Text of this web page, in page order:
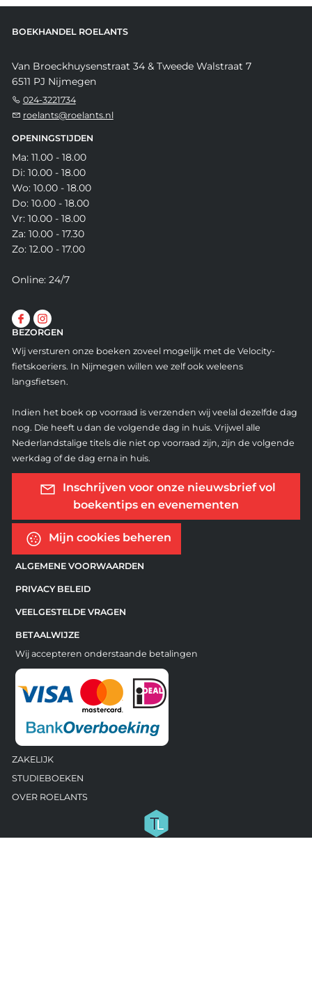
BOEKHANDEL ROELANTS
Van Broeckhuysenstraat 34 & Tweede Walstraat 7
6511 PJ Nijmegen
024-3221734
roelants@roelants.nl
OPENINGSTIJDEN
Ma: 11.00 - 18.00
Di: 10.00 - 18.00
Wo: 10.00 - 18.00
Do: 10.00 - 18.00
Vr: 10.00 - 18.00
Za: 10.00 - 17.30
Zo: 12.00 - 17.00
Online: 24/7
BEZORGEN
Wij versturen onze boeken zoveel mogelijk met de Velocity-
fietskoeriers. In Nijmegen willen we zelf ook weleens
langsfietsen.
Indien het boek op voorraad is verzenden wij veelal dezelfde dag
nog. Die heeft u dan de volgende dag in huis. Vrijwel alle
Nederlandstalige titels die niet op voorraad zijn, zijn de volgende
werkdag of de dag erna in huis.
Inschrijven voor onze nieuwsbrief vol
boekentips en evenementen
Mijn cookies beheren
ALGEMENE VOORWAARDEN
PRIVACY BELEID
VEELGESTELDE VRAGEN
BETAALWIJZE
Wij accepteren onderstaande betalingen
ZAKELIJK
STUDIEBOEKEN
OVER ROELANTS